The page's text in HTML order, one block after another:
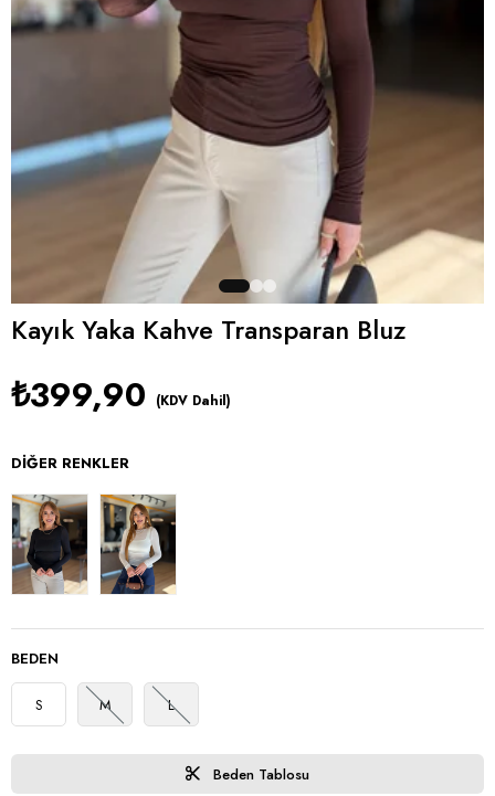
Kayık Yaka Kahve Transparan Bluz
₺399,90 (KDV Dahil)
DIĞER RENKLER
BEDEN
S M L
Beden Tablosu